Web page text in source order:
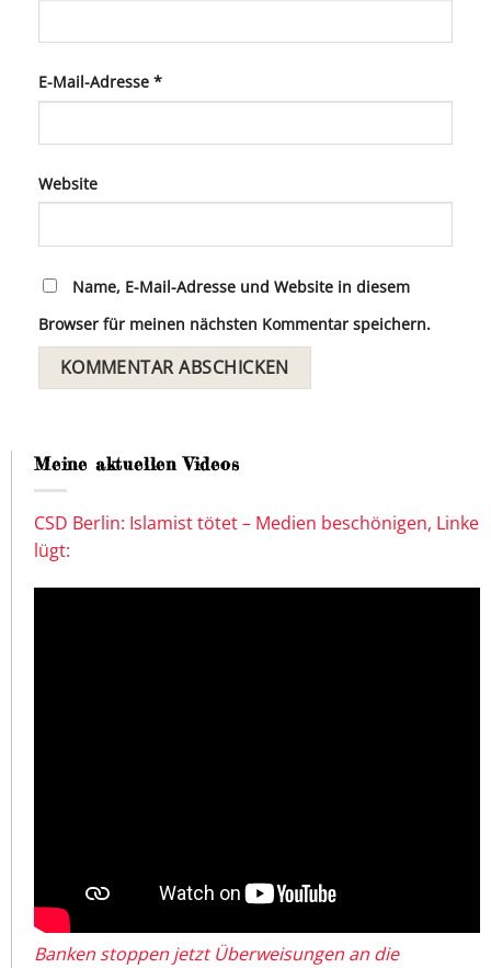
E-Mail-Adresse *
Website
Name, E-Mail-Adresse und Website in diesem
Browser für meinen nächsten Kommentar speichern.
Meine aktuellen Videos
CSD Berlin: Islamist tötet – Medien beschönigen, Linke
lügt:
Banken stoppen jetzt Überweisungen an die